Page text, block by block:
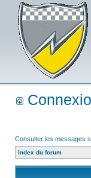
Consulter les messages
Index du forum